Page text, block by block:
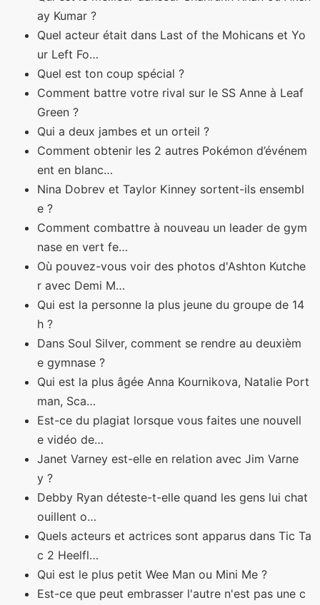
ay Kumar ?
Quel acteur était dans Last of the Mohicans et Yo
ur Left Fo…
Quel est ton coup spécial ?
Comment battre votre rival sur le SS Anne à Leaf
Green ?
Qui a deux jambes et un orteil ?
Comment obtenir les 2 autres Pokémon d’événem
ent en blanc…
Nina Dobrev et Taylor Kinney sortent-ils ensembl
e ?
Comment combattre à nouveau un leader de gym
nase en vert fe…
Où pouvez-vous voir des photos d'Ashton Kutche
r avec Demi M…
Qui est la personne la plus jeune du groupe de 14
h ?
Dans Soul Silver, comment se rendre au deuxièm
e gymnase ?
Qui est la plus âgée Anna Kournikova, Natalie Port
man, Sca…
Est-ce du plagiat lorsque vous faites une nouvell
e vidéo de…
Janet Varney est-elle en relation avec Jim Varne
y ?
Debby Ryan déteste-t-elle quand les gens lui chat
ouillent o…
Quels acteurs et actrices sont apparus dans Tic Ta
c 2 Heelfl…
Qui est le plus petit Wee Man ou Mini Me ?
Est-ce que peut embrasser l'autre n'est pas une c